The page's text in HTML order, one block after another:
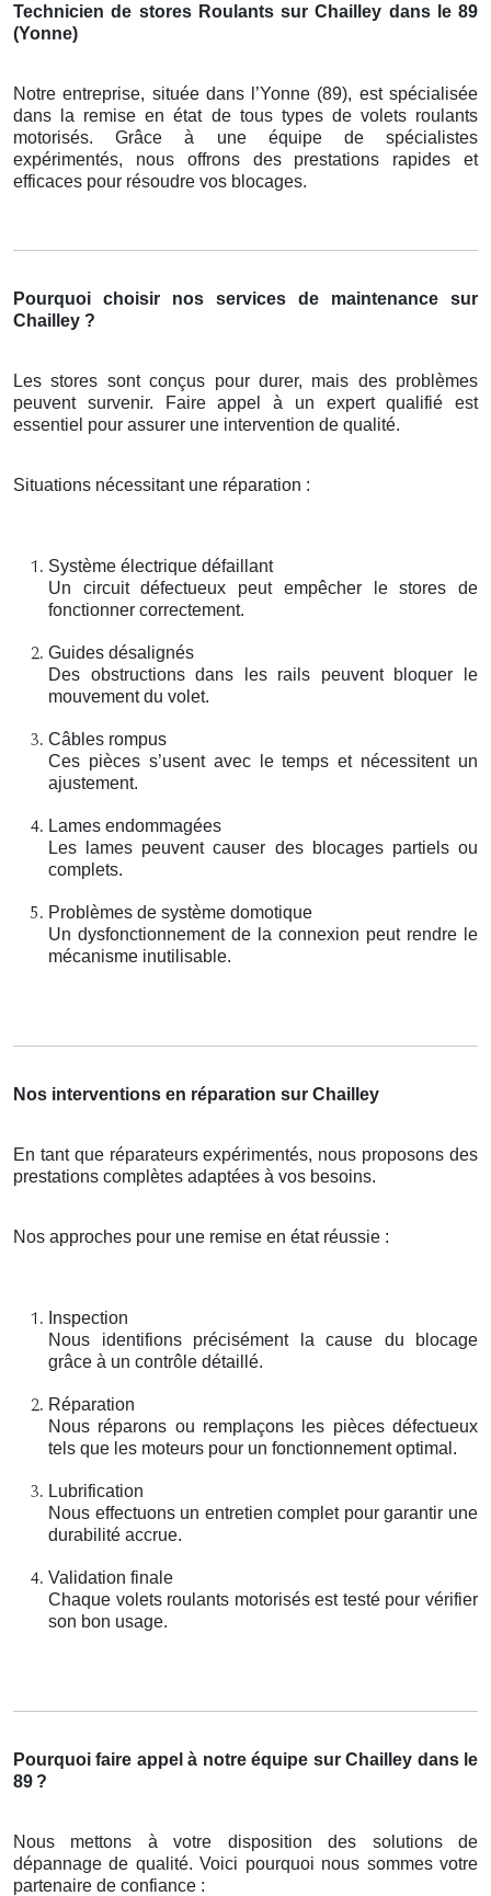
Technicien de stores Roulants sur Chailley dans le 89
(Yonne)
Notre entreprise, située dans l’Yonne (89), est spécialisée
dans la remise en état de tous types de volets roulants
motorisés. Grâce à une équipe de spécialistes
expérimentés, nous offrons des prestations rapides et
efficaces pour résoudre vos blocages.
Pourquoi choisir nos services de maintenance sur
Chailley ?
Les stores sont conçus pour durer, mais des problèmes
peuvent survenir. Faire appel à un expert qualifié est
essentiel pour assurer une intervention de qualité.
Situations nécessitant une réparation :
Système électrique défaillant
Un circuit défectueux peut empêcher le stores de
fonctionner correctement.
Guides désalignés
Des obstructions dans les rails peuvent bloquer le
mouvement du volet.
Câbles rompus
Ces pièces s’usent avec le temps et nécessitent un
ajustement.
Lames endommagées
Les lames peuvent causer des blocages partiels ou
complets.
Problèmes de système domotique
Un dysfonctionnement de la connexion peut rendre le
mécanisme inutilisable.
Nos interventions en réparation sur Chailley
En tant que réparateurs expérimentés, nous proposons des
prestations complètes adaptées à vos besoins.
Nos approches pour une remise en état réussie :
Inspection
Nous identifions précisément la cause du blocage
grâce à un contrôle détaillé.
Réparation
Nous réparons ou remplaçons les pièces défectueux
tels que les moteurs pour un fonctionnement optimal.
Lubrification
Nous effectuons un entretien complet pour garantir une
durabilité accrue.
Validation finale
Chaque volets roulants motorisés est testé pour vérifier
son bon usage.
Pourquoi faire appel à notre équipe sur Chailley dans le
89 ?
Nous mettons à votre disposition des solutions de
dépannage de qualité. Voici pourquoi nous sommes votre
partenaire de confiance :